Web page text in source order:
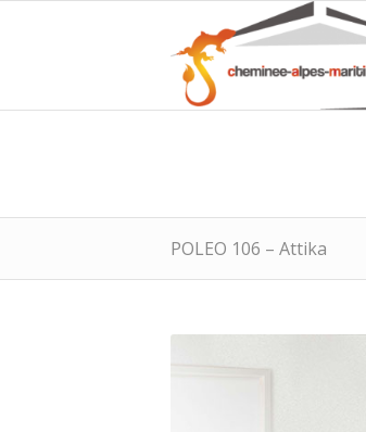
POLEO 106 – Attika